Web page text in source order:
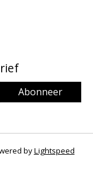
Abonneer
byLightspeed